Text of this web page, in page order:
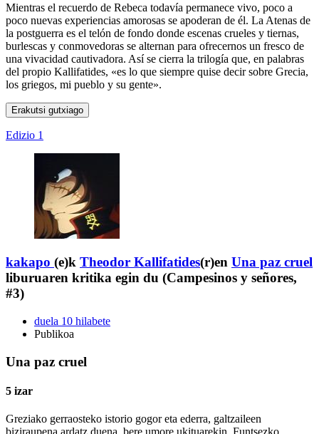
Mientras el recuerdo de Rebeca todavía permanece vivo, poco a
poco nuevas experiencias amorosas se apoderan de él. La Atenas de
la postguerra es el telón de fondo donde escenas crueles y tiernas,
burlescas y conmovedoras se alternan para ofrecernos un fresco de
una vivacidad cautivadora. Así se cierra la trilogía que, en palabras
del propio Kallifatides, «es lo que siempre quise decir sobre Grecia,
los griegos, mi pueblo y su gente».
Erakutsi gutxiago
Edizio 1
kakapo (e)k Theodor Kallifatides(r)en Una paz cruel
liburuaren kritika egin du (Campesinos y señores,
#3)
duela 10 hilabete
Publikoa
Una paz cruel
5 izar
Greziako gerraosteko istorio gogor eta ederra, galtzaileen